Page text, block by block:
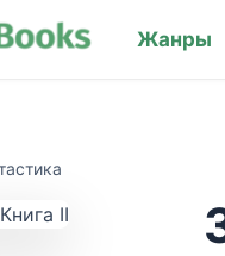
Жанры